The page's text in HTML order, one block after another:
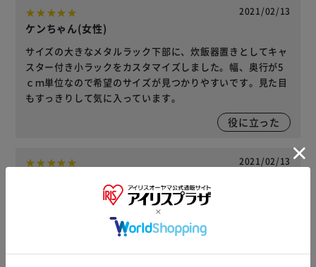
2021/02/13
ケンちゃん(女性)
サイズの大きなメタルラック下部に、炊飯器置きとしてキャ
スター付き小ラックをカスタマイズしました。幅、奥行が5
ｃｍ単位なので希望のサイズが見つかりやすいです。見た目
もすっきりして気に入っています。
役に立った
2021/02/13
棚板は5センチ刻みで用意されているので、ちょっと隙間が
あれば、ピッタリの棚を作ることができ、大満足です！！